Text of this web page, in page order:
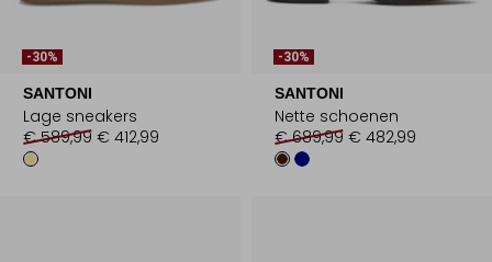
-30%
SANTONI
Lage sneakers
€ 589,99 € 412,99
-30%
SANTONI
Nette schoenen
€ 689,99 € 482,99